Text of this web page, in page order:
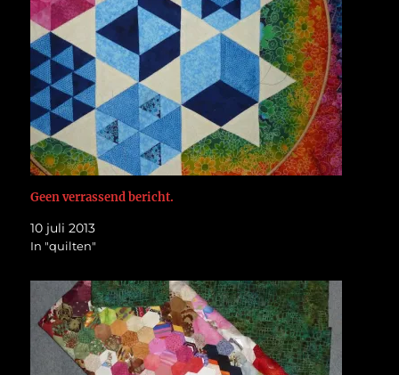
Geen verrassend bericht.
10 juli 2013
In "quilten"